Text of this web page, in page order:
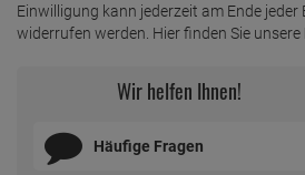
Einwilligung kann jederzeit am Ende jeder
widerrufen werden. Hier finden Sie unsere
Wir helfen Ihnen!
Häufige Fragen